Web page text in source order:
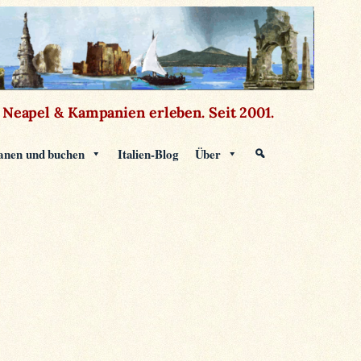
Neapel & Kampanien erleben. Seit 2001.
und buchen Italien-Blog Über